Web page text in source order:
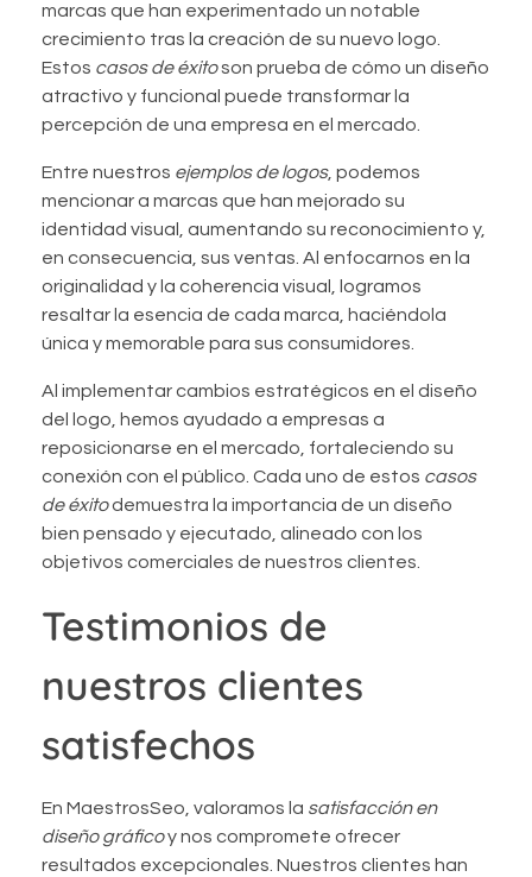
marcas que han experimentado un notable
crecimiento tras la creación de su nuevo logo.
Estos casos de éxitoson prueba de cómo un diseño
atractivo y funcional puede transformar la
percepción de una empresa en el mercado.
Entre nuestros ejemplos de logos, podemos
mencionar a marcas que han mejorado su
identidad visual, aumentando su reconocimiento y,
en consecuencia, sus ventas. Al enfocarnos en la
originalidad y la coherencia visual, logramos
resaltar la esencia de cada marca, haciéndola
única y memorable para sus consumidores.
Al implementar cambios estratégicos en el diseño
del logo, hemos ayudado a empresas a
reposicionarse en el mercado, fortaleciendo su
conexión con el público. Cada uno de estos casos
de éxitodemuestra la importancia de un diseño
bien pensado y ejecutado, alineado con los
objetivos comerciales de nuestros clientes.
Testimonios de
nuestros clientes
satisfechos
En MaestrosSeo, valoramos la satisfacción en
diseño gráficoy nos compromete ofrecer
resultados excepcionales. Nuestros clientes han